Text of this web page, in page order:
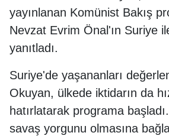
yayınlanan Komünist Bakış
Nevzat Evrim Önal'ın Suriye
yanıtladı.
Suriye'de yaşananları
Okuyan, ülkede iktidarın da
hatırlatarak programa
savaş yorgunu olmasına